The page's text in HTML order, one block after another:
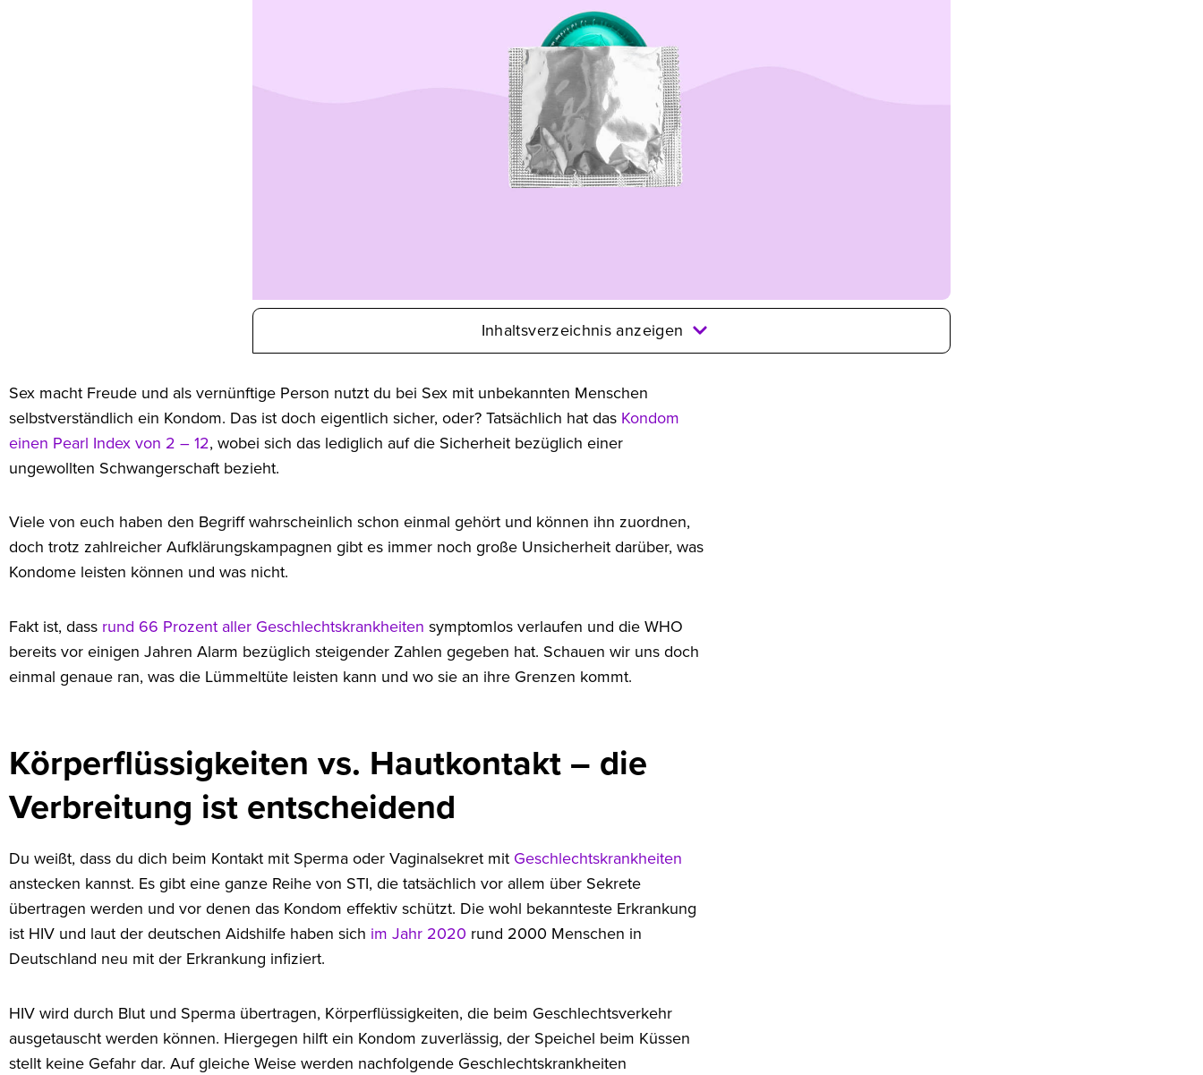
Inhaltsverzeichnis anzeigen
Sex macht Freude und als vernünftige Person nutzt du bei Sex mit unbekannten Menschen
selbstverständlich ein Kondom. Das ist doch eigentlich sicher, oder? Tatsächlich hat das Kondom
einen Pearl Index von 2 – 12, wobei sich das lediglich auf die Sicherheit bezüglich einer
ungewollten Schwangerschaft bezieht.
Viele von euch haben den Begriff wahrscheinlich schon einmal gehört und können ihn zuordnen,
doch trotz zahlreicher Aufklärungskampagnen gibt es immer noch große Unsicherheit darüber, was
Kondome leisten können und was nicht.
Fakt ist, dass rund 66 Prozent aller Geschlechtskrankheiten symptomlos verlaufen und die WHO
bereits vor einigen Jahren Alarm bezüglich steigender Zahlen gegeben hat. Schauen wir uns doch
einmal genaue ran, was die Lümmeltüte leisten kann und wo sie an ihre Grenzen kommt.
Körperflüssigkeiten vs. Hautkontakt – die
Verbreitung ist entscheidend
Du weißt, dass du dich beim Kontakt mit Sperma oder Vaginalsekret mit Geschlechtskrankheiten
anstecken kannst. Es gibt eine ganze Reihe von STI, die tatsächlich vor allem über Sekrete
übertragen werden und vor denen das Kondom effektiv schützt. Die wohl bekannteste Erkrankung
ist HIV und laut der deutschen Aidshilfe haben sich im Jahr 2020 rund 2000 Menschen in
Deutschland neu mit der Erkrankung infiziert.
HIV wird durch Blut und Sperma übertragen, Körperflüssigkeiten, die beim Geschlechtsverkehr
ausgetauscht werden können. Hiergegen hilft ein Kondom zuverlässig, der Speichel beim Küssen
stellt keine Gefahr dar. Auf gleiche Weise werden nachfolgende Geschlechtskrankheiten